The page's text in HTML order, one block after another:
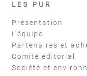
LES PUR
Présentation
L'équipe
Partenaires et
Comité éditorial
Société et